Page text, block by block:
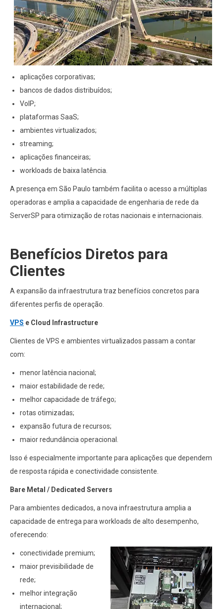
aplicações corporativas;
bancos de dados distribuídos;
VoIP;
plataformas SaaS;
ambientes virtualizados;
streaming;
aplicações financeiras;
workloads de baixa latência.
A presença em São Paulo também facilita o acesso a múltiplas
operadoras e amplia a capacidade de engenharia de rede da
ServerSP para otimização de rotas nacionais e internacionais.
Benefícios Diretos para
Clientes
A expansão da infraestrutura traz benefícios concretos para
diferentes perfis de operação.
VPS e Cloud Infrastructure
Clientes de VPS e ambientes virtualizados passam a contar
com:
menor latência nacional;
maior estabilidade de rede;
melhor capacidade de tráfego;
rotas otimizadas;
expansão futura de recursos;
maior redundância operacional.
Isso é especialmente importante para aplicações que dependem
de resposta rápida e conectividade consistente.
Bare Metal / Dedicated Servers
Para ambientes dedicados, a nova infraestrutura amplia a
capacidade de entrega para workloads de alto desempenho,
oferecendo:
conectividade premium;
maior previsibilidade de
rede;
melhor integração
internacional;